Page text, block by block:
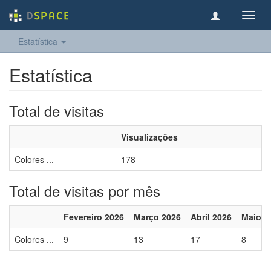
Estatística
Estatística
Total de visitas
Visualizações
Colores ...
178
Total de visitas por mês
Fevereiro 2026 Março 2026 Abril 2026
Maio
Colores ...
9 13 17 8